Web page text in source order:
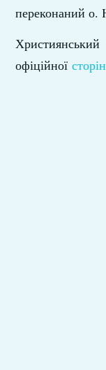
переконаний о.
офіційної